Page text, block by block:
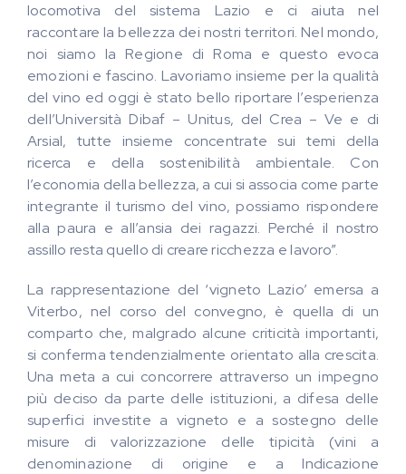
locomotiva del sistema Lazio e ci aiuta nel
raccontare la bellezza dei nostri territori. Nel mondo,
noi siamo la Regione di Roma e questo evoca
emozioni e fascino. Lavoriamo insieme per la qualità
del vino ed oggi è stato bello riportare l’esperienza
dell’Università Dibaf – Unitus, del Crea – Ve e di
Arsial, tutte insieme concentrate sui temi della
ricerca e della sostenibilità ambientale. Con
l’economia della bellezza, a cui si associa come parte
integrante il turismo del vino, possiamo rispondere
alla paura e all’ansia dei ragazzi. Perché il nostro
assillo resta quello di creare ricchezza e lavoro”.
La rappresentazione del ‘vigneto Lazio’ emersa a
Viterbo, nel corso del convegno, è quella di un
comparto che, malgrado alcune criticità importanti,
si conferma tendenzialmente orientato alla crescita.
Una meta a cui concorrere attraverso un impegno
più deciso da parte delle istituzioni, a difesa delle
superfici investite a vigneto e a sostegno delle
misure di valorizzazione delle tipicità (vini a
denominazione di origine e a Indicazione